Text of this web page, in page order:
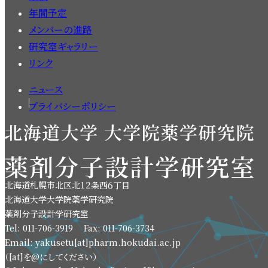
年間予定
メンバーの進路
研究室ギャラリー
リンク
ニュース
プライバシーポリシー
北海道札幌市北区北１２条西６丁目
北海道大学大学院薬学研究院
薬剤分子設計学研究室
Tel: 011-706-3919 Fax: 011-706-3734
Email: yakusetu[at]pharm.hokudai.ac.jp
（[at]を@にしてください）